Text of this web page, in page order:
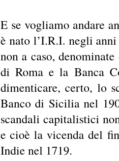
E se vogliamo andare
è nato l’I.R.I. negli
non a caso,
di Roma e la Banca
dimenticare, certo, lo
Banco di Sicilia nel
scandali capitalistici
e cioè la vicenda del
Indie nel 1719.